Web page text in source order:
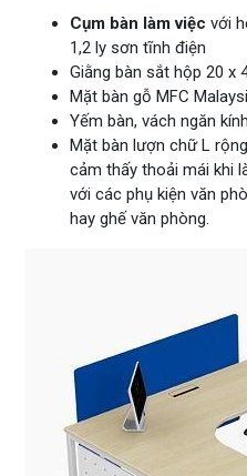
Cụm bàn làm việc với
1,2 ly sơn tĩnh điện
Giằng bàn sắt hộp 20 x
Mặt bàn gỗ MFC
Yếm bàn, vách ngăn
Mặt bàn lượn chữ L
cảm thấy thoải mái khi
với các phụ kiện văn
hay ghế văn phòng.